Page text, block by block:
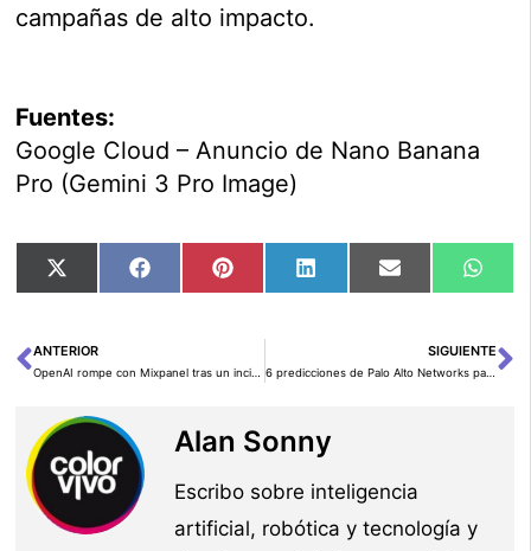
campañas de alto impacto.
Fuentes:
Google Cloud – Anuncio de Nano Banana
Pro (Gemini 3 Pro Image)
Compartir
en
X
(Twitter)
Compartir
en
FacebookCompartir
en
PinterestCompartir
en
LinkedInCompartir
en
Email
en
Ant
ANTERIOR SIGUIENTE
Alan Sonny
Escribo sobre inteligencia
artificial, robótica y tecnología y